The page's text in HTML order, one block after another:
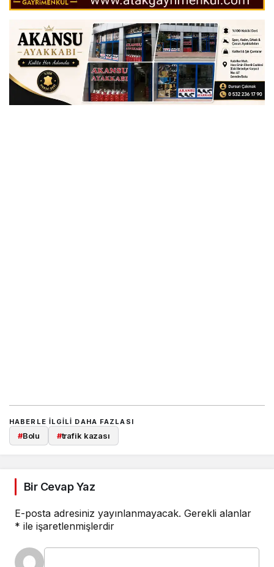
HABERLE ILGILI DAHA FAZLASI
#Bolu #trafik kazası
Bir Cevap Yaz
E-posta adresiniz yayınlanmayacak. Gerekli alanlar
* ile işaretlenmişlerdir